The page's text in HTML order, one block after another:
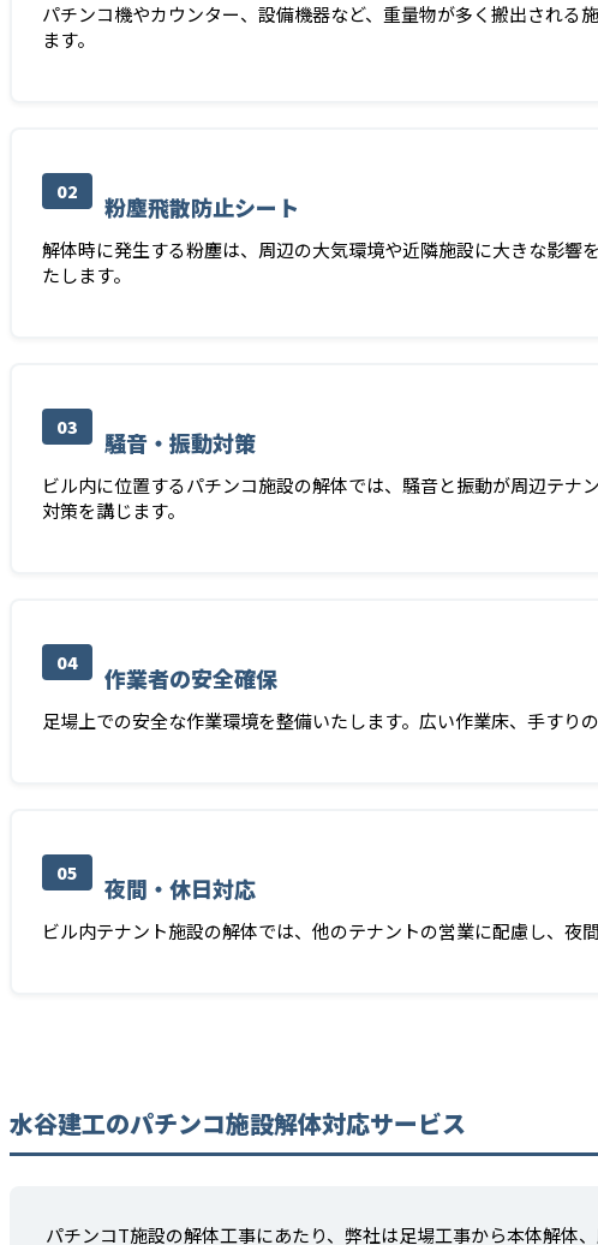
パチンコ機やカウンター、設備機器など、重量物が多く搬出され
ます。
02 粉塵飛散防止シート
解体時に発生する粉塵は、周辺の大気環境や近隣施設に大きな影
たします。
03 騒音・振動対策
ビル内に位置するパチンコ施設の解体では、騒音と振動が周辺テ
対策を講じます。
04 作業者の安全確保
足場上での安全な作業環境を整備いたします。広い作業床、手すり
05 夜間・休日対応
ビル内テナント施設の解体では、他のテナントの営業に配慮し、夜
水谷建工のパチンコ施設解体対応サービス
パチンコT施設の解体工事にあたり、弊社は足場工事から本体解体